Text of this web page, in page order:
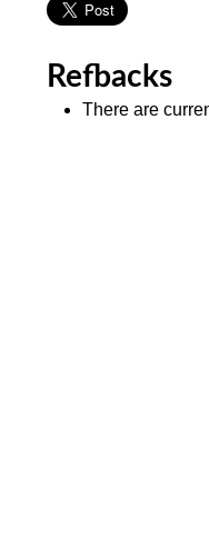
Refbacks
There are